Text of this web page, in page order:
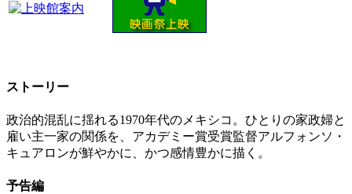
ストーリー
政治的混乱に揺れる1970年代のメキシコ。ひとりの家政婦と
雇い主一家の関係を、アカデミー賞受賞監督アルフォンソ・
キュアロンが鮮やかに、かつ感情豊かに描く。
予告編